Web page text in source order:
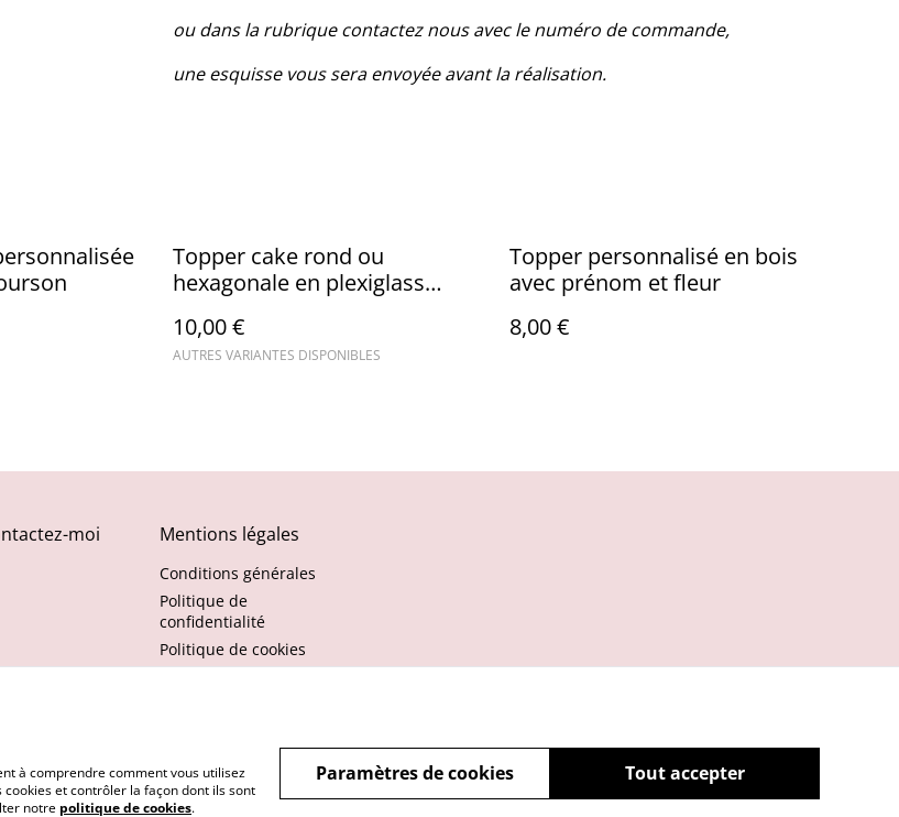
ou dans la rubrique contactez nous avec le numéro de commande,
une esquisse vous sera envoyée avant la réalisation.
Topper cake rond ou
hexagonale en plexiglass
10,00 €
AUTRES VARIANTES DISPONIBLES
Topper personnalisé en bois
avec prénom et fleur
8,00 €
moi Mentions légales
Conditions générales
Politique de
confidentialité
Politique de cookies
à comprendre comment vous utilisez
et contrôler la façon dont ils sont
notre politique de cookies.
Tout accepter
Paramètres de cookies